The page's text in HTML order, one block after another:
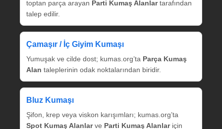
toptan parça arayan Parti Kumaş Alanlartarafından
talep edilir.
Çamaşır / İç Giyim Kumaşı
Yumuşak ve cilde dost; kumas.org’ta Parça Kumaş
Alan taleplerinin odak noktalarından biridir.
Bluz Kumaşı
Şifon, krep veya viskon karışımları; kumas.org’ta
Spot Kumaş Alanlarve Parti Kumaş Alanlariçin